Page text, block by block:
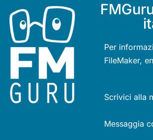
Per
FileMaker,
Scrivici alla
Messaggia